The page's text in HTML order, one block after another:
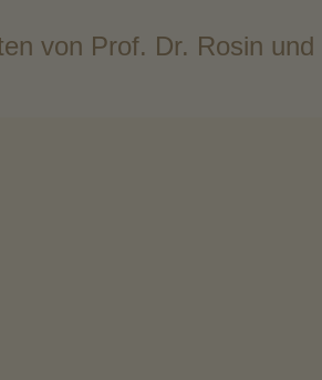
von Prof. Dr. Rosin